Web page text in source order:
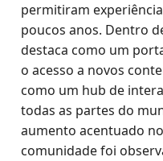
permitiram
poucos anos. Dentro
destaca como um
o acesso a novos
como um hub de
todas as partes do
aumento acentuado
comunidade foi